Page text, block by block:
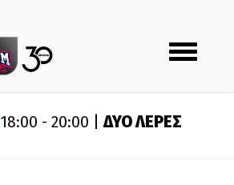
Toggle
navigation
18:00 - 20:00 |ΔΥΟ ΛΕΡΕΣ